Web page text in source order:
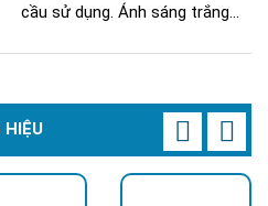
cầu sử dụng. Ánh sáng trắng...
HIỆU